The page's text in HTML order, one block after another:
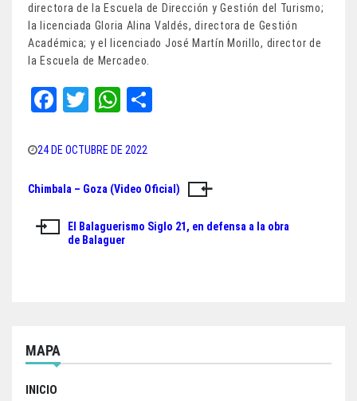
directora de la Escuela de Dirección y Gestión del Turismo;
la licenciada Gloria Alina Valdés, directora de Gestión
Académica; y el licenciado José Martín Morillo, director de
la Escuela de Mercadeo.
Fa
bo
ok
T
tt
W
ts
A
pp
24 DE OCTUBRE DE 2022
Navegación
de
Chimbala – Goza (Video Oficial)
El Balaguerismo Siglo 21, en defensa a la obra
de Balaguer
MAPA
INICIO